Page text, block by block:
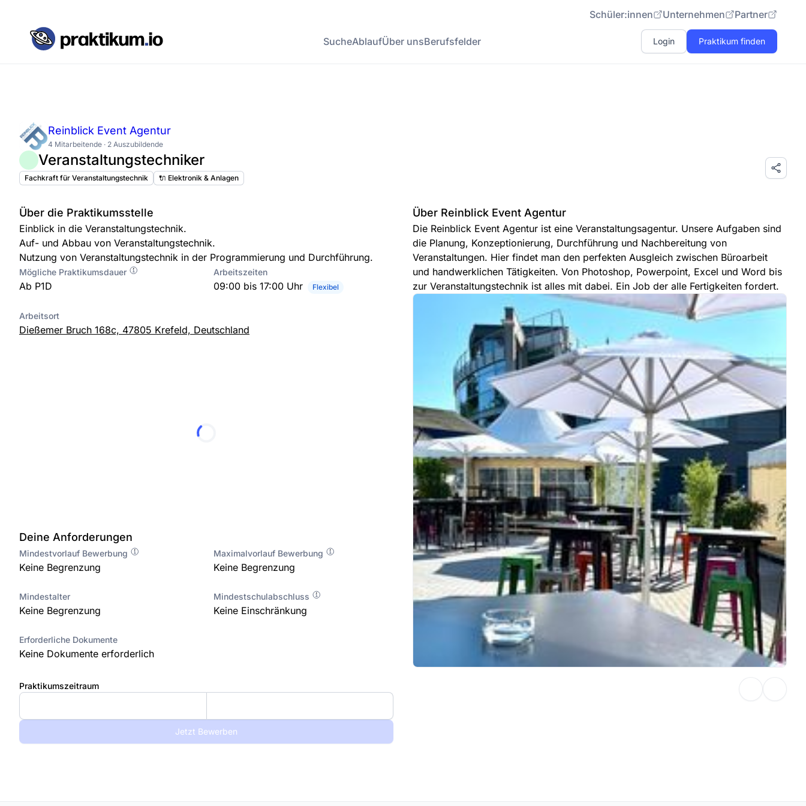
Schüler:innen Unternehmen Partner
SucheAblaufÜber unsBerufsfelder Login Praktikum finden
Reinblick Event Agentur
4 Mitarbeitende · 2 Auszubildende
Veranstaltungstechniker
Fachkraft für Veranstaltungstechnik 🔌 Elektronik & Anlagen
Über die Praktikumsstelle
Einblick in die Veranstaltungstechnik.
Auf- und Abbau von Veranstaltungstechnik.
Nutzung von Veranstaltungstechnik in der Programmierung und Durchführung.
Mögliche Praktikumsdauer
Ab P1D
Arbeitszeiten
09:00 bis 17:00 Uhr Flexibel
Arbeitsort
Dießemer Bruch 168c, 47805 Krefeld, Deutschland
Deine Anforderungen
Mindestvorlauf Bewerbung
Keine Begrenzung
Maximalvorlauf Bewerbung
Keine Begrenzung
Mindestalter
Keine Begrenzung
Mindestschulabschluss
Keine Einschränkung
Erforderliche Dokumente
Keine Dokumente erforderlich
Über Reinblick Event Agentur
Die Reinblick Event Agentur ist eine Veranstaltungsagentur. Unsere Aufgaben sind
die Planung, Konzeptionierung, Durchführung und Nachbereitung von
Veranstaltungen. Hier findet man den perfekten Ausgleich zwischen Büroarbeit
und handwerklichen Tätigkeiten. Von Photoshop, Powerpoint, Excel und Word bis
zur Veranstaltungstechnik ist alles mit dabei. Ein Job der alle Fertigkeiten fordert.
Praktikumszeitraum
Jetzt Bewerben